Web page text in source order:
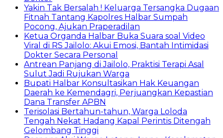
Yakin Tak Bersalah ! Keluarga Tersangka Dugaan
Fitnah Tantang Kapolres Halbar Sumpah
Pocong, Ajukan Praperadilan
Ketua Organda Halbar Buka Suara soal Video
Viral di RS Jailolo: Akui Emosi, Bantah Intimidasi
Dokter Secara Personal
Antrean Panjang di Jailolo, Praktisi Terapi Asal
Sulut Jadi Rujukan Warga
Bupati Halbar Konsultasikan Hak Keuangan
Daerah ke Kemendagri, Perjuangkan Kepastian
Dana Transfer APBN
Terisolasi Bertahun-tahun, Warga Loloda
Tengah Nekat Hadang Kapal Perintis Ditengah
Gelombang Tinggi